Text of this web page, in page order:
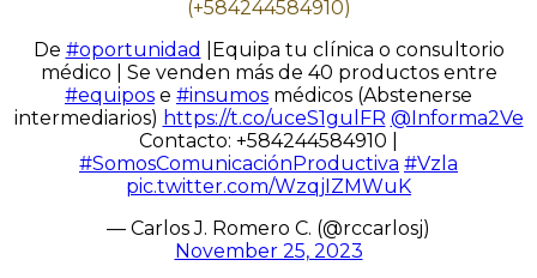
(+584244584910)
De #oportunidad
|Equipa tu clínica o consultorio
médico | Se venden más de 40 productos entre
#equipos e #insumos médicos (Abstenerse
intermediarios) https://t.co/uceS1gulFR @Informa2Ve
Contacto: +584244584910 |
#SomosComunicaciónProductiva #Vzla
pic.twitter.com/WzqjIZMWuK
— Carlos J. Romero C. (@rccarlosj)
November 25, 2023